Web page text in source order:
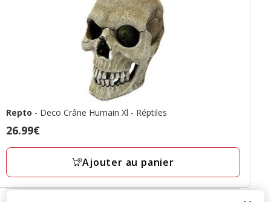
Repto - Deco Crâne Humain Xl - Réptiles
Prix
26.99€
26.99€
Ajouter au panier